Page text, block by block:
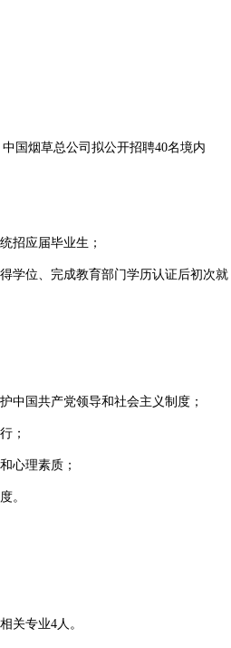
国烟草总公司拟公开招聘40名境内
招应届毕业生；
学位、完成教育部门学历认证后初次就
中国共产党领导和社会主义制度；
；
心理素质；
。
关专业4人。